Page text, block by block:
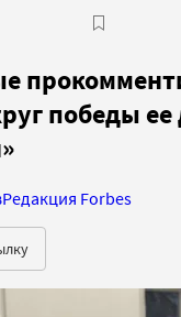
победы ее
Редакция Forbes